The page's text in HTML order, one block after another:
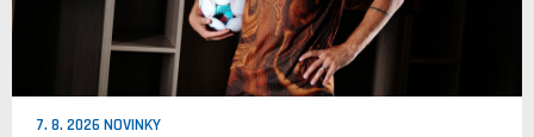
7. 8. 2026 NOVINKY